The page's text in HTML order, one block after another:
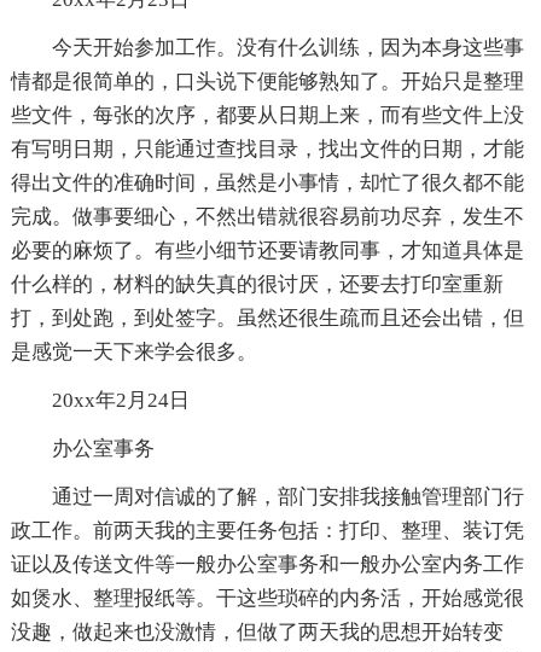
今天开始参加工作。没有什么训练，因为本身这些事
情都是很简单的，口头说下便能够熟知了。开始只是整理
些文件，每张的次序，都要从日期上来，而有些文件上没
有写明日期，只能通过查找目录，找出文件的日期，才能
得出文件的准确时间，虽然是小事情，却忙了很久都不能
完成。做事要细心，不然出错就很容易前功尽弃，发生不
必要的麻烦了。有些小细节还要请教同事，才知道具体是
什么样的，材料的缺失真的很讨厌，还要去打印室重新
打，到处跑，到处签字。虽然还很生疏而且还会出错，但
是感觉一天下来学会很多。
20xx年2月24日
办公室事务
通过一周对信诚的了解，部门安排我接触管理部门行
政工作。前两天我的主要任务包括：打印、整理、装订凭
证以及传送文件等一般办公室事务和一般办公室内务工作
如煲水、整理报纸等。干这些琐碎的内务活，开始感觉很
没趣，做起来也没激情，但做了两天我的思想开始转变